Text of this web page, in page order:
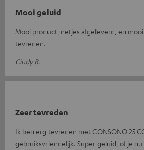
Mooi geluid
Mooi product, netjes afgeleverd, en
tevreden.
Cindy B.
Zeer tevreden
Ik ben erg tevreden met CONSONO 25
gebruiksvriendelijk. Super geluid, of je